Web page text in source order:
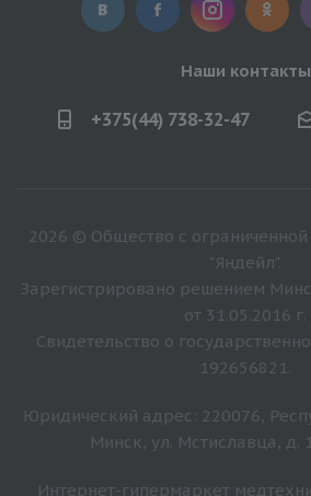
Наши контакты
+375(44) 738-32-47
2026 © Общество с ограниченной
"Яндейл".
Зарегистрировано решением
от 31.05.2016 г.
Свидетельство о
192656821.
Юридический адрес: 220076,
Минск, ул. Мстиславца, д.
Интернет-гипермаркет